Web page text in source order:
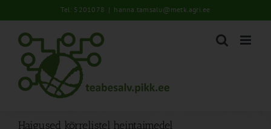
to
content
Tel: 5201078 | hanna.tamsalu@metk.agri.ee
Haigused kõrrelistel heintaimedel